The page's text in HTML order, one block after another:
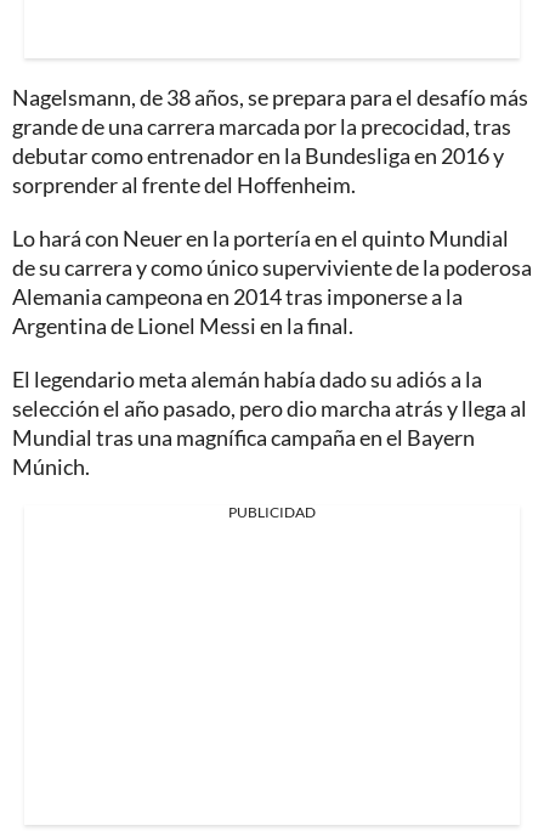
Nagelsmann, de 38 años, se prepara para el desafío más
grande de una carrera marcada por la precocidad, tras
debutar como entrenador en la Bundesliga en 2016 y
sorprender al frente del Hoffenheim.
Lo hará con Neuer en la portería en el quinto Mundial
de su carrera y como único superviviente de la poderosa
Alemania campeona en 2014 tras imponerse a la
Argentina de Lionel Messi en la final.
El legendario meta alemán había dado su adiós a la
selección el año pasado, pero dio marcha atrás y llega al
Mundial tras una magnífica campaña en el Bayern
Múnich.
PUBLICIDAD